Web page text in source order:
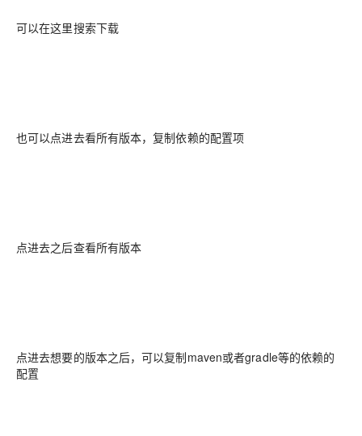
可以在这里搜索下载
也可以点进去看所有版本，复制依赖的配置项
点进去之后查看所有版本
点进去想要的版本之后，可以复制maven或者gradle等的依赖的
配置